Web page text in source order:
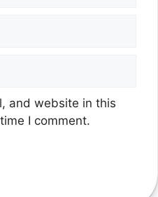
and website in this
I comment.